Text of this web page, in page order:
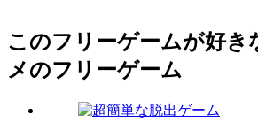
このフリーゲームが好き
メのフリーゲーム